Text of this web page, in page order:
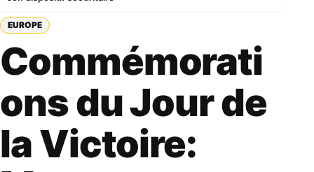
EUROPE
Commémorati
ons du Jour de
la Victoire: